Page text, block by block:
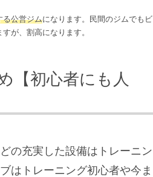
る公営ジムになります。民間のジムでもビ
が、割高になります。
【初心者にも人
の充実した設備はトレーニン
はトレーニング初心者や今ま